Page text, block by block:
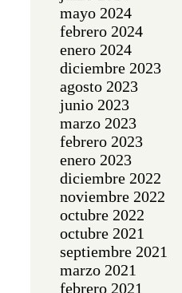
mayo 2024
febrero 2024
enero 2024
diciembre 2023
agosto 2023
junio 2023
marzo 2023
febrero 2023
enero 2023
diciembre 2022
noviembre 2022
octubre 2022
octubre 2021
septiembre 2021
marzo 2021
febrero 2021